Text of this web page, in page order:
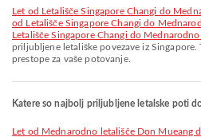
let od Letališče Singapore Changi do
od Letališče Singapore Changi do
Letališče Singapore Changi do
priljubljene letališke povezave iz
prestope za vaše potovanje.
Katere so najbolj priljubljene letalske poti
let od Mednarodno letališče Don Mueang